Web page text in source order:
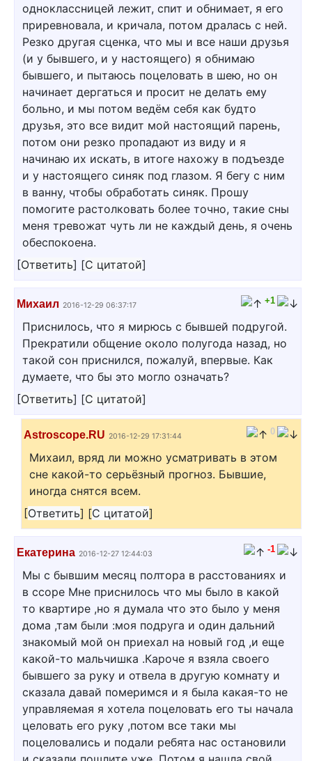
одноклассницей лежит, спит и обнимает, я его
приревновала, и кричала, потом дралась с ней.
Резко другая сценка, что мы и все наши друзья
(и у бывшего, и у настоящего) я обнимаю
бывшего, и пытаюсь поцеловать в шею, но он
начинает дергаться и просит не делать ему
больно, и мы потом ведём себя как будто
друзья, это все видит мой настоящий парень,
потом они резко пропадают из виду и я
начинаю их искать, в итоге нахожу в подъезде
и у настоящего синяк под глазом. Я бегу с ним
в ванну, чтобы обработать синяк. Прошу
помогите растолковать более точно, такие сны
меня тревожат чуть ли не каждый день, я очень
обеспокоена.
[Ответить] [С цитатой]
Михаил 2016-12-29 06:37:17 +1
Приснилось, что я мирюсь с бывшей подругой.
Прекратили общение около полугода назад, но
такой сон приснился, пожалуй, впервые. Как
думаете, что бы это могло означать?
[Ответить] [С цитатой]
Astroscope.RU 2016-12-29 17:31:44 0
Михаил, вряд ли можно усматривать в этом
сне какой-то серьёзный прогноз. Бывшие,
иногда снятся всем.
[Ответить] [С цитатой]
Екатерина 2016-12-27 12:44:03 -1
Мы с бывшим месяц полтора в расстованиях и
в ссоре Мне приснилось что мы было в какой
то квартире ,но я думала что это было у меня
дома ,там были :моя подруга и один дальний
знакомый мой он приехал на новый год ,и еще
какой-то мальчишка .Кароче я взяла своего
бывшего за руку и отвела в другую комнату и
сказала давай померимся и я была какая-то не
управляемая я хотела поцеловать его ты начала
целовать его руку ,потом все таки мы
поцеловались и подали ребята нас остановили